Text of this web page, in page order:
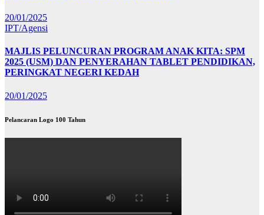
20/01/2025
IPT/Agensi
MAJLIS PELUNCURAN PROGRAM ANAK KITA: SPM
2025 (USM) DAN PENYERAHAN TABLET PENDIDIKAN,
PERINGKAT NEGERI KEDAH
20/01/2025
Pelancaran Logo 100 Tahun